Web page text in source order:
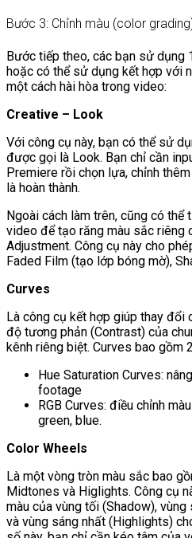
Bước 3: Chỉnh màu (color
Bước tiếp theo, các bạn sử dụng
hoặc có thể sử dụng kết hợp với
một cách hài hòa trong video:
Creative – Look
Với công cụ này, bạn có thể sử
được gọi là Look. Bạn chỉ cần
Premiere rồi chọn lựa, chỉnh
là hoàn thành.
Ngoài cách làm trên, cũng có thể
video để tạo răng màu sắc riêng
Adjustment. Công cụ này cho
Faded Film (tạo lớp bóng mờ),
Curves
Là công cụ kết hợp giúp thay đổi
độ tương phản (Contrast) của
kênh riêng biệt. Curves bao gồm
Hue Saturation Curves:
footage
RGB Curves: điều chỉnh
green, blue.
Color Wheels
Là một vòng tròn màu sắc bao
Midtones và Higlights. Công cụ
màu của vùng tối (Shadow),
và vùng sáng nhất (Highlights)